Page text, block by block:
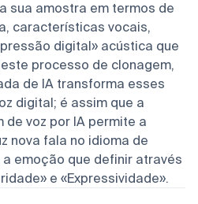
sua amostra em termos de
características vocais,
digital» acústica que
processo de clonagem,
de IA transforma esses
digital; é assim que a
voz por IA permite a
nova fala no idioma de
emoção que definir através
e «Expressividade».